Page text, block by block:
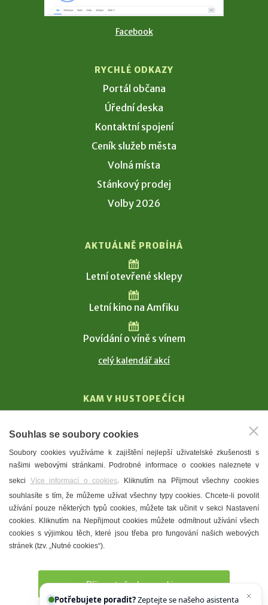
Facebook
RYCHLÉ ODKAZY
Portál občana
Úřední deska
Kontaktní spojení
Ceník služeb města
Volná místa
Stánkový prodej
Volby 2026
AKTUÁLNĚ PROBÍHÁ
Letní otevřené sklepy
Letní kino na Amfiku
Povídání o víně s vínem
celý kalendář akcí
KAM V HUSTOPEČÍCH
T. G. Masaryk
Mandloně
Ubytování
Restaurace
Městské muzeum a galerie
Denní meníčka
Souhlas se soubory cookies
Soubory cookies využíváme k zajištění nejlepší uživatelské zkušenosti s
našimi webovými stránkami. Podrobné informace o cookies naleznete v
sekci Více informací o cookies. Kliknutím na Přijmout všechny cookies
souhlasíte s tím, že můžeme užívat všechny typy cookies. Chcete-li povolit
užívání pouze některých typů cookies, můžete tak učinit v sekci Nastavení
cookies. Kliknutím na Nepřijmout cookies můžete odmítnout užívání všech
cookies s výjimkou těch, které jsou třeba pro fungování našich webových
stránek (tzv. „Nutné cookies“).
Přijmout všechny cookies
Potřebujete poradit?